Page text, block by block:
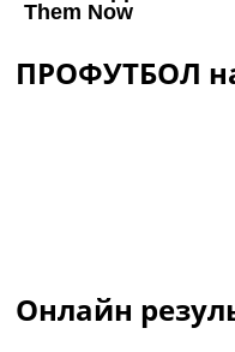
ПРОФУТБОЛ
Онлайн